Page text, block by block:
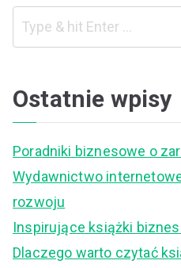
Ostatnie wpisy
Poradniki biznesowe o
Wydawnictwo
rozwoju
Inspirujące książki
Dlaczego warto czytać